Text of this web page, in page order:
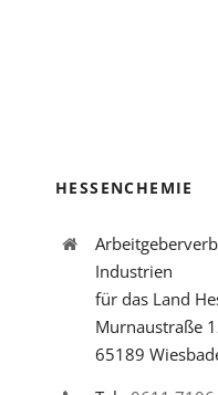
HESSENCHEMIE
Industrien
für das Land
Murnaustraße
65189